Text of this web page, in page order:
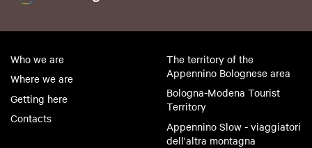
Who we are
Where we are
Getting here
Contacts
The territory of the
Appennino Bolognese area
Bologna-Modena Tourist
Territory
Appennino Slow - viaggiatori
dell'altra montagna